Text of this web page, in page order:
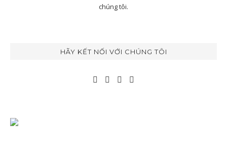
chúng tôi.
HÃY KẾT NỐI VỚI CHÚNG TÔI